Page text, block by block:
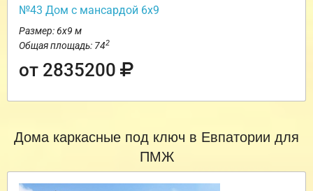
№43 Дом с мансардой 6х9
Размер: 6х9 м
Общая площадь: 742
от 2835200
Дома каркасные под ключ в Евпатории для
ПМЖ